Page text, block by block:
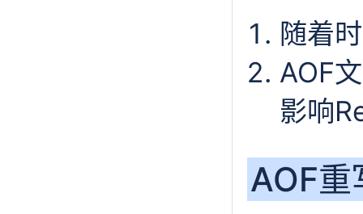
随着
AOF
影响
AOF重